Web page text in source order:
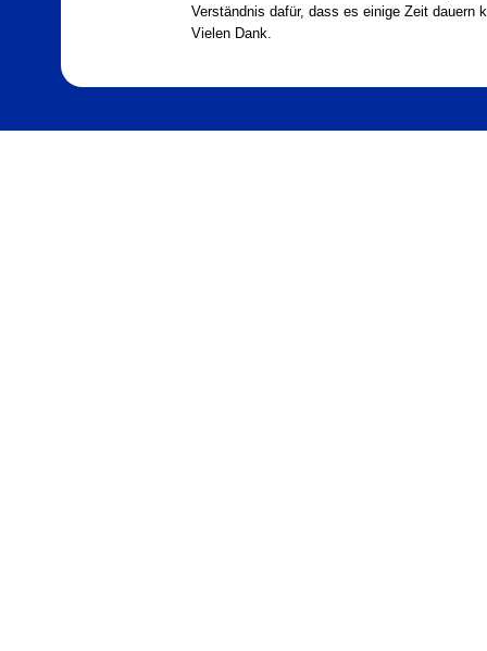
Verständnis dafür, dass es einige Zeit
Vielen Dank.